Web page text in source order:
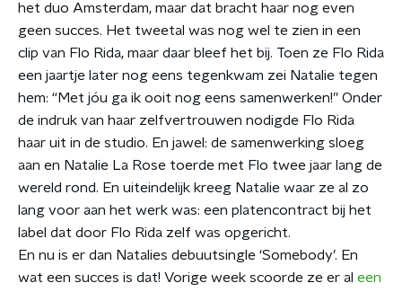
het duo Amsterdam, maar dat bracht haar nog even
geen succes. Het tweetal was nog wel te zien in een
clip van Flo Rida, maar daar bleef het bij. Toen ze Flo Rida
een jaartje later nog eens tegenkwam zei Natalie tegen
hem: “Met jóu ga ik ooit nog eens samenwerken!” Onder
de indruk van haar zelfvertrouwen nodigde Flo Rida
haar uit in de studio. En jawel: de samenwerking sloeg
aan en Natalie La Rose toerde met Flo twee jaar lang de
wereld rond. En uiteindelijk kreeg Natalie waar ze al zo
lang voor aan het werk was: een platencontract bij het
label dat door Flo Rida zelf was opgericht.
En nu is er dan Natalies debuutsingle ‘Somebody’. En
wat een succes is dat! Vorige week scoorde ze er al een